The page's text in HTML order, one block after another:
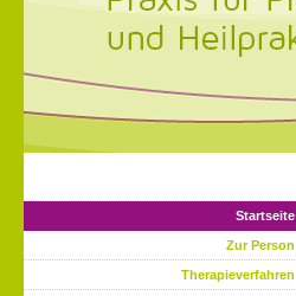
Startseite
Zur Person
Therapieverfahren